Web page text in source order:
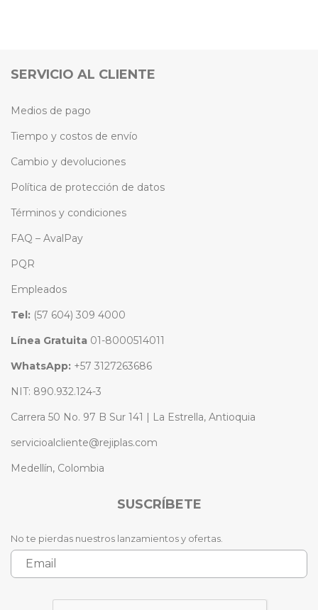
SERVICIO AL CLIENTE
Medios de pago
Tiempo y costos de envío
Cambio y devoluciones
Política de protección de datos
Términos y condiciones
FAQ – AvalPay
PQR
Empleados
Tel: (57 604) 309 4000
Línea Gratuita 01-8000514011
WhatsApp: +57 3127263686
NIT: 890.932.124-3
Carrera 50 No. 97 B Sur 141 | La Estrella, Antioquia
servicioalcliente@rejiplas.com
Medellín, Colombia
SUSCRÍBETE
No te pierdas nuestros lanzamientos y ofertas.